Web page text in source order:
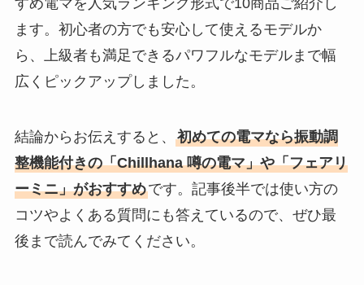
すめ電マを人気ランキング形式で10商品ご紹介し
ます。初心者の方でも安心して使えるモデルか
ら、上級者も満足できるパワフルなモデルまで幅
広くピックアップしました。
結論からお伝えすると、 初めての電マなら振動調
整機能付きの「Chillhana 噂の電マ」や「フェアリ
ーミニ」がおすすめです。記事後半では使い方の
コツやよくある質問にも答えているので、ぜひ最
後まで読んでみてください。